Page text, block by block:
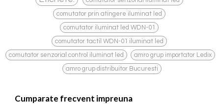
comutator prin atingere iluminat led
comutator iluminat led WDN-01
comutator tactil WDN-01 iluminat led
comutator senzorial control iluminat led , amro grup importator Ledix
amro grup distribuitor Bucuresti
Cumparate frecvent impreuna